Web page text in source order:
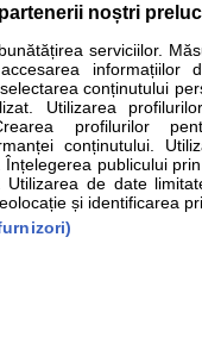
au scop informativ si
pe sfatulmedicului.ro
clinica
noștri
serviciilor.
informațiilor
conținutului
Utilizarea
profilurilor
conținutului.
Înțelegerea publicului
de date
și identificarea